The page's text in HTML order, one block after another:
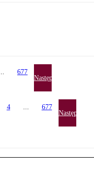
677
Następna
4 ... 677
Następna